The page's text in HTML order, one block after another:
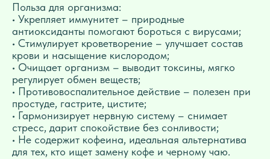
Польза для организма:
• Укрепляет иммунитет – природные
антиоксиданты помогают бороться с вирусами;
• Стимулирует кроветворение – улучшает состав
крови и насыщение кислородом;
• Очищает организм – выводит токсины, мягко
регулирует обмен веществ;
• Противовоспалительное действие – полезен при
простуде, гастрите, цистите;
• Гармонизирует нервную систему – снимает
стресс, дарит спокойствие без сонливости;
• Не содержит кофеина, идеальная альтернатива
для тех, кто ищет замену кофе и черному чаю.